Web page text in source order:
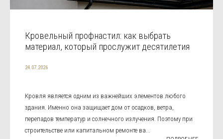
Кровельный профнастил: как выбрать
материал, который прослужит десятилетия
24.07.2026
Кровля является одним из важнейших элементов любого
здания. Именно она защищает дом от осадков, ветра,
перепадов температур и солнечного излучения. Поэтому при
строительстве или капитальном ремонте ва...